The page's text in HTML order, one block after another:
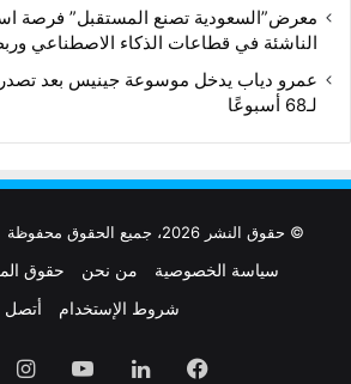
معرض”السعودية تصنع المستقبل” فرصة
الناشئة في قطاعات الذكاء الاصطناعي
عمرو دياب يدخل موسوعة جينيس بعد تصدره
لـ68 أسبوعًا
© حقوق النشر 2026، جميع الحقوق محفوظة |
سياسة الخصوصية من نحن حقوق
شروط الإستخدام
أتصل
فيسبوكلينكدإن